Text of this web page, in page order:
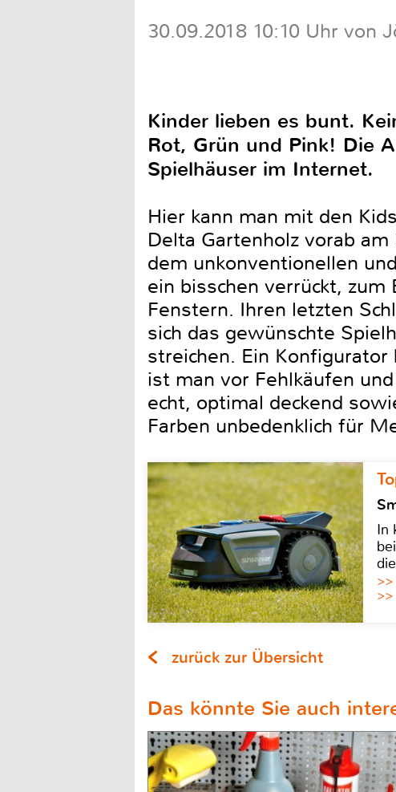
30.09.2018 10:10 Uhr von
Kinder lieben es bunt.
Rot, Grün und Pink! Die
Spielhäuser im Internet.
Hier kann man mit den
Delta Gartenholz vorab
dem unkonventionellen
ein bisschen verrückt,
Fenstern. Ihren letzten
sich das gewünschte
streichen. Ein Konfigurator
ist man vor Fehlkäufen
echt, optimal deckend
Farben unbedenklich für
In
>>
zurück zur Übersicht
Das könnte Sie auch